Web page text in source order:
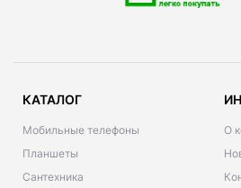
КАТАЛОГ
Мобильные телефоны
Планшеты
Сантехника
О